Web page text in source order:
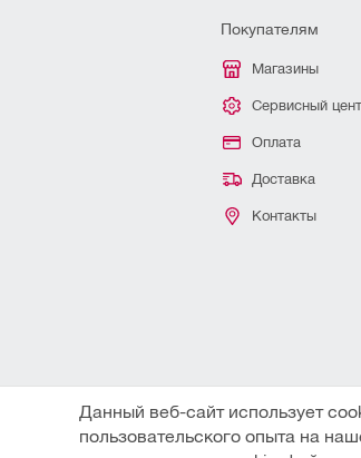
Покупателям
Магазины
Сервисный
Оплата
Доставка
Контакты
Данный веб-сайт использует
пользовательского опыта на